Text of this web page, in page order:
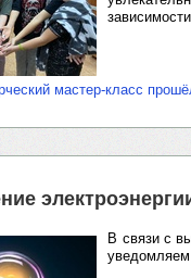
мастер-класс
В связи с
уведомляем